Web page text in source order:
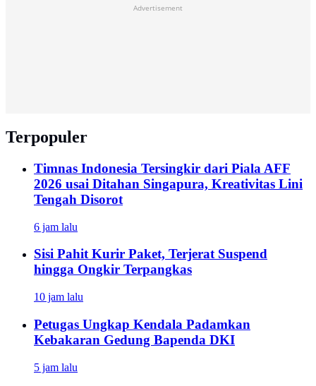
Advertisement
Terpopuler
Timnas Indonesia Tersingkir dari Piala AFF
2026 usai Ditahan Singapura, Kreativitas Lini
Tengah Disorot
6 jam lalu
Sisi Pahit Kurir Paket, Terjerat Suspend
hingga Ongkir Terpangkas
10 jam lalu
Petugas Ungkap Kendala Padamkan
Kebakaran Gedung Bapenda DKI
5 jam lalu